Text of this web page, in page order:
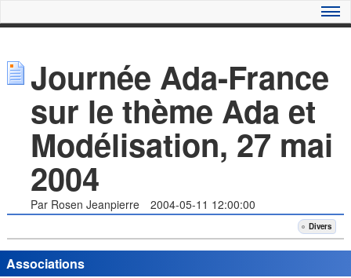
Journée Ada-France
sur le thème Ada et
Modélisation, 27 mai
2004
Par Rosen Jeanpierre 2004-05-11 12:00:00
Divers
Associations